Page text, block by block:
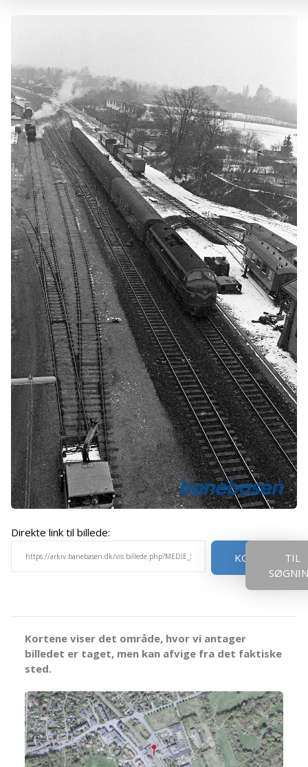
Direkte link til billede:
KOPIER
TIL
Kortene viser det område, hvor vi antager
billedet er taget, men kan afvige fra det faktiske
sted.